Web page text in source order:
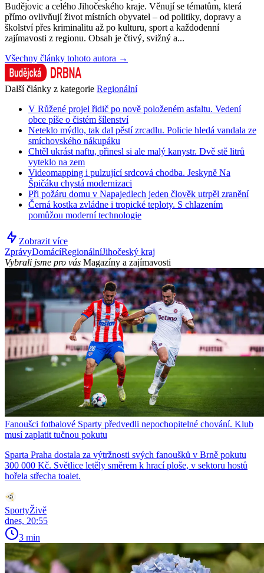
Budějovic a celého Jihočeského kraje. Věnují se tématům, která
přímo ovlivňují život místních obyvatel – od politiky, dopravy a
školství přes kriminalitu až po kulturu, sport a každodenní
zajímavosti z regionu. Obsah je čtivý, svižný a...
Všechny články tohoto autora →
Další články z kategorie Regionální
V Růžené projel řidič po nově položeném asfaltu. Vedení
obce píše o čistém šílenství
Neteklo mýdlo, tak dal pěstí zrcadlu. Policie hledá vandala ze
smíchovského nákupáku
Chtěl ukrást naftu, přinesl si ale malý kanystr. Dvě stě litrů
vyteklo na zem
Videomapping i pulzující srdcová chodba. Jeskyně Na
Špičáku chystá modernizaci
Při požáru domu v Napajedlech jeden člověk utrpěl zranění
Černá kostka zvládne i tropické teploty. S chlazením
pomůžou moderní technologie
Zobrazit více
ZprávyDomácíRegionálníJihočeský kraj
Vybrali jsme pro vás Magazíny a zajímavosti
Fanoušci fotbalové Sparty předvedli nepochopitelné chování. Klub
musí zaplatit tučnou pokutu
Sparta Praha dostala za výtržnosti svých fanoušků v Brně pokutu
300 000 Kč. Světlice letěly směrem k hrací ploše, v sektoru hostů
hořela střecha toalet.
SportyŽivě
dnes, 20:55
3 min